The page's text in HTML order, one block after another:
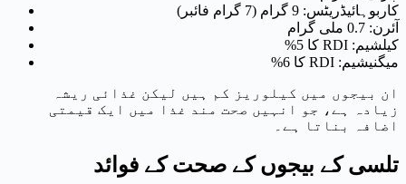
کاربوہائیڈریٹس: 9 گرام (7 گرام فائبر)
آئرن: 0.7 ملی گرام
کیلشیم: RDI کا 5%
میگنیشیم: RDI کا 6%
ان بیجوں میں کیلوریز کم ہیں لیکن غذائی ریشہ
زیادہ ہے، جو انہیں صحت مند غذا میں ایک قیمتی
اضافہ بناتا ہے۔
تلسی کے بیجوں کے صحت کے فوائد